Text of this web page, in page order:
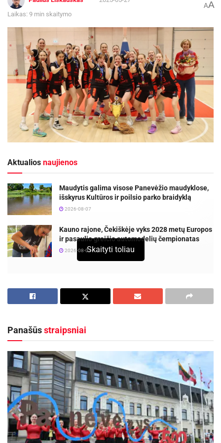
Laikas: 9 min skaitymo
AA
Aktualios naujienos
Maudytis galima visose Panevėžio maudyklose,
išskyrus Kultūros ir poilsio parko braidyklą
2026-08-07
Kauno rajone, Čekiškėje vyks 2028 metų Europos
ir pasaulio greičio automodelių čempionatas
2026-08-07
Daunienė ir Ilona Rimšienė gyvena džiugiomis
merginos įveikusios visas varžoves tapo Lietuvos
moksleivių krepšinio lygos (MKL) čempionėmis.
Pirmosios MKL finalinio ketverto varžybas
pradėjo Panevėžio sporto centro krepšinio
trenerės Rimos Daunienės U12 amžiaus
ugdytinės – panevėžiečių laukė akistata su
Kauno KA „Žalgiris“ I komanda. Pirmąjį kėlinį
užbaigus lygiosiomis (19:19), antrasis kėlinys
Skaityti toliau
Panašūsstraipsniai